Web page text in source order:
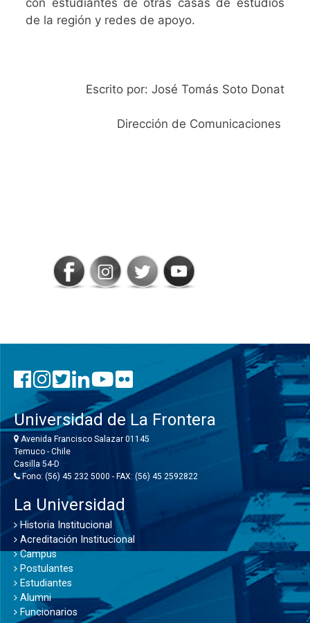
de la región y redes de apoyo.
Escrito por: José Tomás Soto Donat
Dirección de Comunicaciones
Universidad de La Frontera
Avenida Francisco Salazar 01145
Temuco - Chile
Casilla 54-D
Fono: (56) 45 232 5000 - FAX: (56) 45 2592822
La Universidad
Historia Institucional
Acreditación Institucional
Campus
Postulantes
Estudiantes
Alumni
Funcionarios